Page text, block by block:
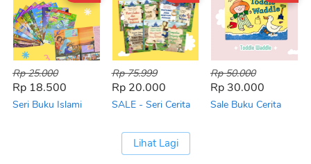
Rp 25.000
Rp 18.500
Seri Buku Islami
Rp 75.999
Rp 20.000
SALE - Seri Cerita
Rp 50.000
Rp 30.000
Sale Buku Cerita
`Lihat Lagi